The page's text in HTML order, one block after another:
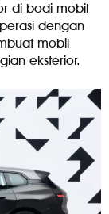
di bodi mobil
dengan
mobil
eksterior.